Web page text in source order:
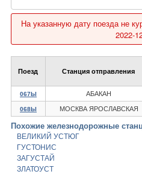
На указанную дату поезда не
2022-
Поезд Станция отправления
067Ы АБАКАН
068Ы МОСКВА ЯРОСЛАВСКАЯ
Похожие железнодорожные
ВЕЛИКИЙ УСТЮГ
ГУСТОНИС
ЗАГУСТАЙ
ЗЛАТОУСТ